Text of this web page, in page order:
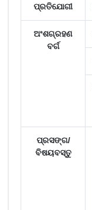
ପ୍ରତିଯୋଗୀ
ଅଂଶଗ୍ରହଣ
ବର୍ଗ
ପ୍ରସଙ୍ଗ/
ବିଷୟବସ୍ତୁ